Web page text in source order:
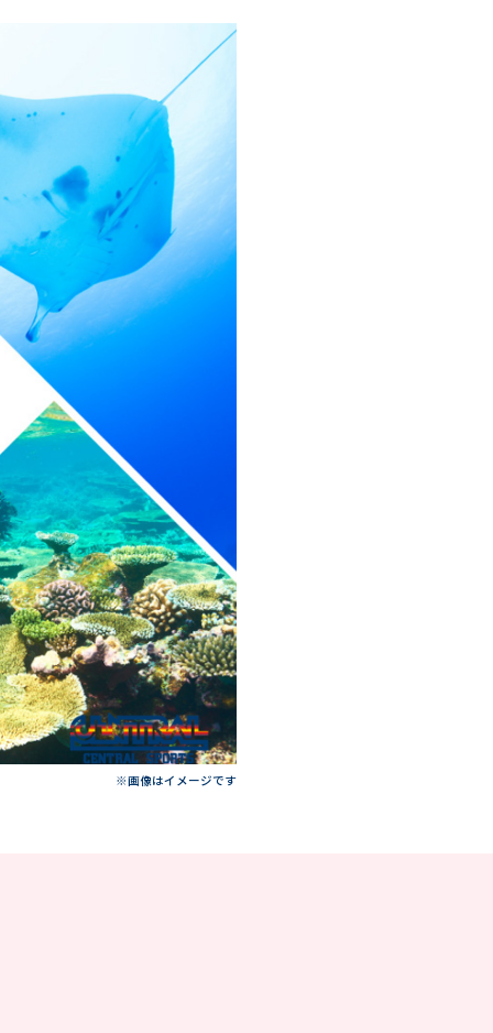
※画像はイメージです